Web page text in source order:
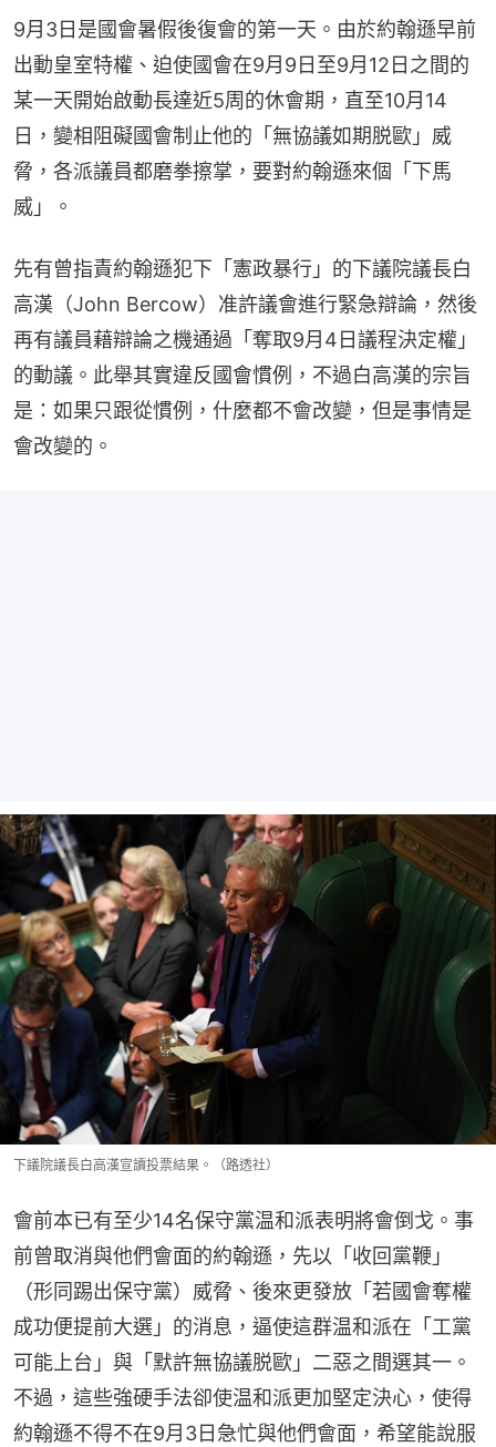
9月3日是國會暑假後復會的第一天。由於約翰遜早前
出動皇室特權、迫使國會在9月9日至9月12日之間的
某一天開始啟動長達近5周的休會期，直至10月14
日，變相阻礙國會制止他的「無協議如期脱歐」威
脅，各派議員都磨拳擦掌，要對約翰遜來個「下馬
威」。
先有曾指責約翰遜犯下「憲政暴行」的下議院議長白
高漢（John Bercow）准許議會進行緊急辯論，然後
再有議員藉辯論之機通過「奪取9月4日議程決定權」
的動議。此舉其實違反國會慣例，不過白高漢的宗旨
是：如果只跟從慣例，什麼都不會改變，但是事情是
會改變的。
下議院議長白高漢宣讀投票結果。（路透社）
會前本已有至少14名保守黨温和派表明將會倒戈。事
前曾取消與他們會面的約翰遜，先以「收回黨鞭」
（形同踢出保守黨）威脅、後來更發放「若國會奪權
成功便提前大選」的消息，逼使這群温和派在「工黨
可能上台」與「默許無協議脱歐」二惡之間選其一。
不過，這些強硬手法卻使温和派更加堅定決心，使得
約翰遜不得不在9月3日急忙與他們會面，希望能說服